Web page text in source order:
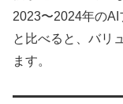
2023〜2024年の
と比べると、バリ
ます。